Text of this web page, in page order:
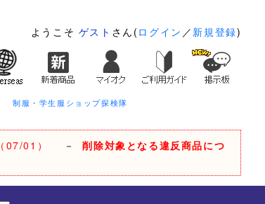
ようこそ ゲスト さん( ログイン ／ 新規登録)
制服・学生服ショップ探検隊
（07/01） －削除対象となる違反商品につ